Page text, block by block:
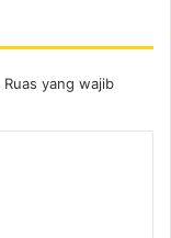
Ruas yang wajib